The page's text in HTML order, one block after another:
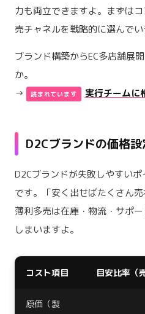
力も両立できますよ。まずは
売チャネルを戦略的に選んでい
ブランド構築からEC多店舗展
か。
→
実行チームに
D2Cブランドの価格
D2Cブランドが失敗しやすい
です。「安く出せばたくさん売
薄利多売は在庫・物流・サポ
しまいますよ。
コスト項目 目安比率（
原価（製